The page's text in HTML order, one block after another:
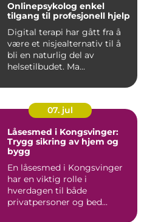
Onlinepsykolog enkel
tilgang til profesjonell hjelp
Digital terapi har gått fra å
være et nisjealternativ til å
bli en naturlig del av
helsetilbudet. Ma...
07. jul
Låsesmed i Kongsvinger:
Trygg sikring av hjem og
bygg
En låsesmed i Kongsvinger
har en viktig rolle i
hverdagen til både
privatpersoner og bed...